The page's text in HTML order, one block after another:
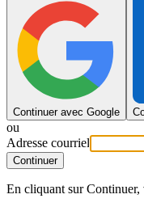
Continuer avec Google
ou
Adresse courriel
Continuer
En cliquant sur Continuer,